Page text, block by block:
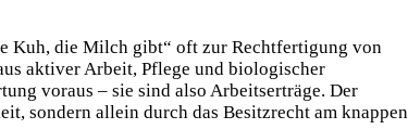
Kuh, die Milch gibt“ oft zur Rechtfertigung von
aktiver Arbeit, Pflege und biologischer
voraus – sie sind also Arbeitserträge. Der
sondern allein durch das Besitzrecht am knappen